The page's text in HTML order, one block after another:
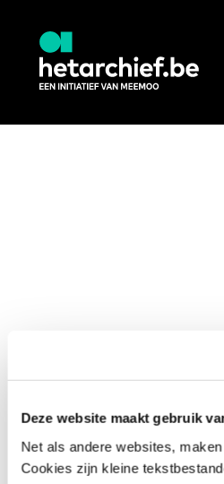
Deze website maakt gebruik
Net als andere websites,
Cookies zijn kleine